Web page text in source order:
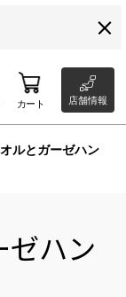
カート 店舗情報
ルとガーゼハン
ゼハン